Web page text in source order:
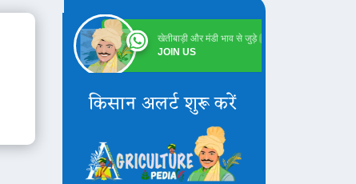
खेतीबाड़ी और मंडी भाव से जुड़े
JOIN US
किसान अलर्ट शुरू करें